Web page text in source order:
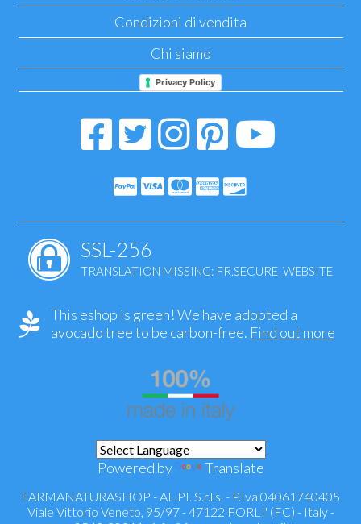
Condizioni di vendita
Chi siamo
Privacy Policy
SSL-256
TRANSLATION MISSING: FR.SECURE_WEBSITE
This eshop is green! We have adopted a
avocado tree to be carbon-free. Find out more
Powered by Translate
FARMANATURASHOP - AL.PI. S.r.l.s. - P.Iva 04061740405
Viale Vittorio Veneto, 95/97 - 47122 FORLI' (FC) - Italy -